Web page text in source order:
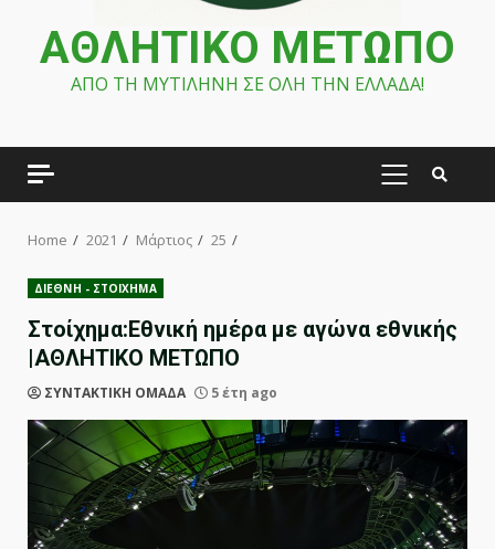
ΑΘΛΗΤΙΚΟ ΜΕΤΩΠΟ
ΑΠΟ ΤΗ ΜΥΤΙΛΗΝΗ ΣΕ ΟΛΗ ΤΗΝ ΕΛΛΑΔΑ!
PRIMARY
Home 2021 Μάρτιος 25
ΔΙΕΘΝΗ - ΣΤΟΙΧΗΜΑ
Στοίχημα:Εθνική ημέρα με αγώνα εθνικής
|ΑΘΛΗΤΙΚΟ ΜΕΤΩΠΟ
ΣΥΝΤΑΚΤΙΚΗ ΟΜΑΔΑ 5 έτη ago